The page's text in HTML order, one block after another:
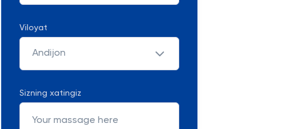
Viloyat
Andijon
Sizning xatingiz